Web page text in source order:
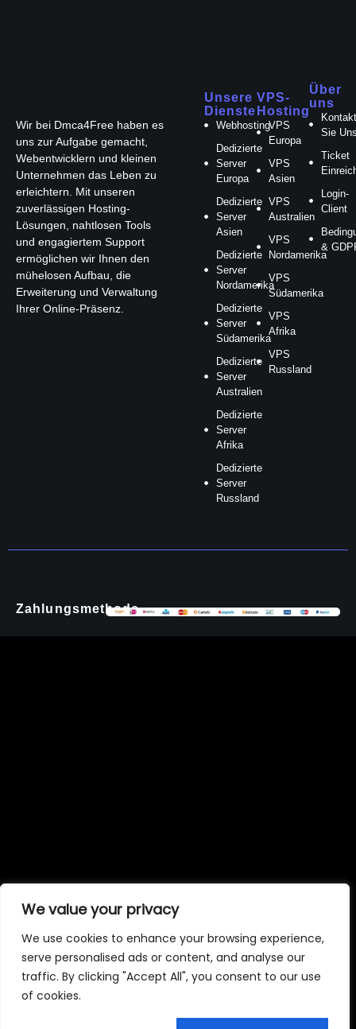
We value your privacy
We use cookies to enhance your browsing experience,
serve personalised ads or content, and analyse our
traffic. By clicking "Accept All", you consent to our use
of cookies.
Wir bei Dmca4Free haben es
uns zur Aufgabe gemacht,
Webentwicklern und kleinen
Unternehmen das Leben zu
erleichtern. Mit unseren
zuverlässigen Hosting-
Lösungen, nahtlosen Tools
und engagiertem Support
ermöglichen wir Ihnen den
mühelosen Aufbau, die
Erweiterung und Verwaltung
Ihrer Online-Präsenz.
Unsere
Dienste
Webhosting
Dedizierte
Server
Europa
Dedizierte
Server
Asien
Dedizierte
Server
Nordamerika
Dedizierte
Server
Südamerika
Dedizierte
Server
Australien
Dedizierte
Server
Afrika
Dedizierte
Server
Russland
VPS-
Hosting
VPS
Europa
VPS
Asien
VPS
Australien
VPS
Nordamerika
VPS
Südamerika
VPS
Afrika
VPS
Russland
Über
uns
Sie
Ticket
Login-
Client
&
Zahlungsmethode